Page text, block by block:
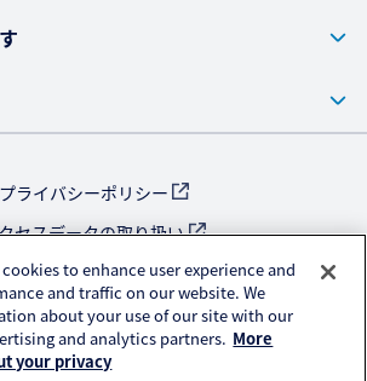
プライバシーポリシー
セスデータの取り扱い
ご利用にあたって
公式SNS
to enhance user experience and
and traffic on our website. We
about your use of our site with our
and analytics partners. More
your privacy